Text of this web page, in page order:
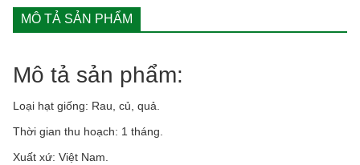
3gr
rado701
quantity
MÔ TẢ SẢN PHẨM
Mô tả sản phẩm:
Loại hạt giống: Rau, củ, quả.
Thời gian thu hoạch: 1 tháng.
Xuất xứ: Việt Nam.